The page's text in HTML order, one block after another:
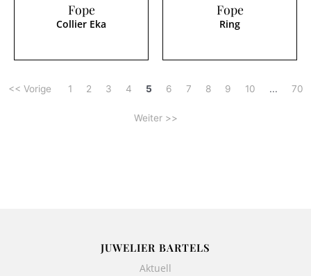
Fope
Collier Eka
Fope
Ring
<< Vorige 1 2 3 4 5 6 7 8 9 10 ... 70
Weiter >>
JUWELIER BARTELS
Aktuell